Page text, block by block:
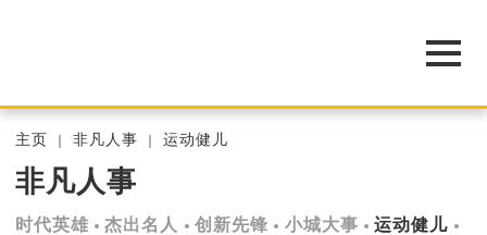
主页 非凡人事 运动健儿
非凡人事
时代英雄 杰出名人 创新先锋 小城大事
运动健儿